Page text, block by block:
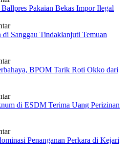
Pakaian Bekas Impor Ilegal
di Sanggau Tindaklanjuti Temuan
BPOM Tarik Roti Okko dari
di ESDM Terima Uang Perizinan
Penanganan Perkara di Kejari